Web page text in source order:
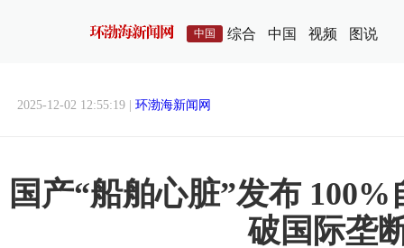
中国 综合 中国 视频 图说
2025-12-02 12:55:19 | 环渤海新闻网
国产“船舶心脏”发布
破国际垄